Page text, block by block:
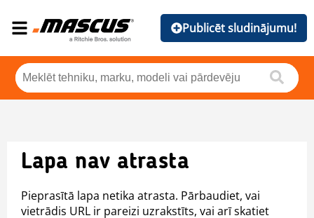
Publicēt sludinājumu!
Lapa nav atrasta
Pieprasītā lapa netika atrasta. Pārbaudiet, vai
vietrādis URL ir pareizi uzrakstīts, vai arī skatiet